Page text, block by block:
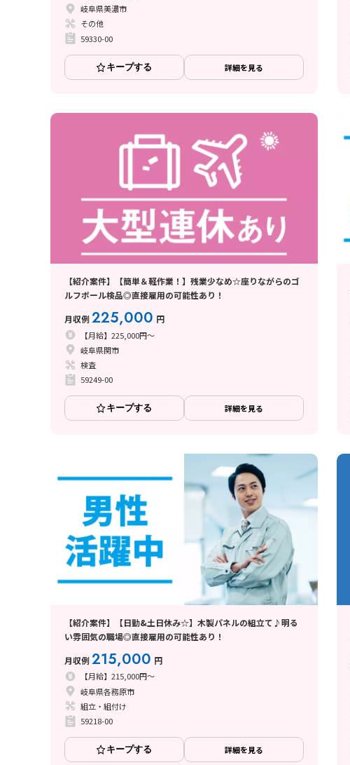
岐阜県美濃市
その他
59330-00
キープする 詳細を見る
【紹介案件】【簡単＆軽作業！】残業少なめ☆座りながらのゴ
ルフボール検品◎直接雇用の可能性あり！
月収例225,000 円
【月給】225,000円～
岐阜県関市
検査
59249-00
キープする 詳細を見る
【紹介案件】【日勤&土日休み☆】木製パネルの組立て♪明る
い雰囲気の職場◎直接雇用の可能性あり！
月収例215,000 円
【月給】215,000円～
岐阜県各務原市
組立・組付け
59218-00
キープする 詳細を見る